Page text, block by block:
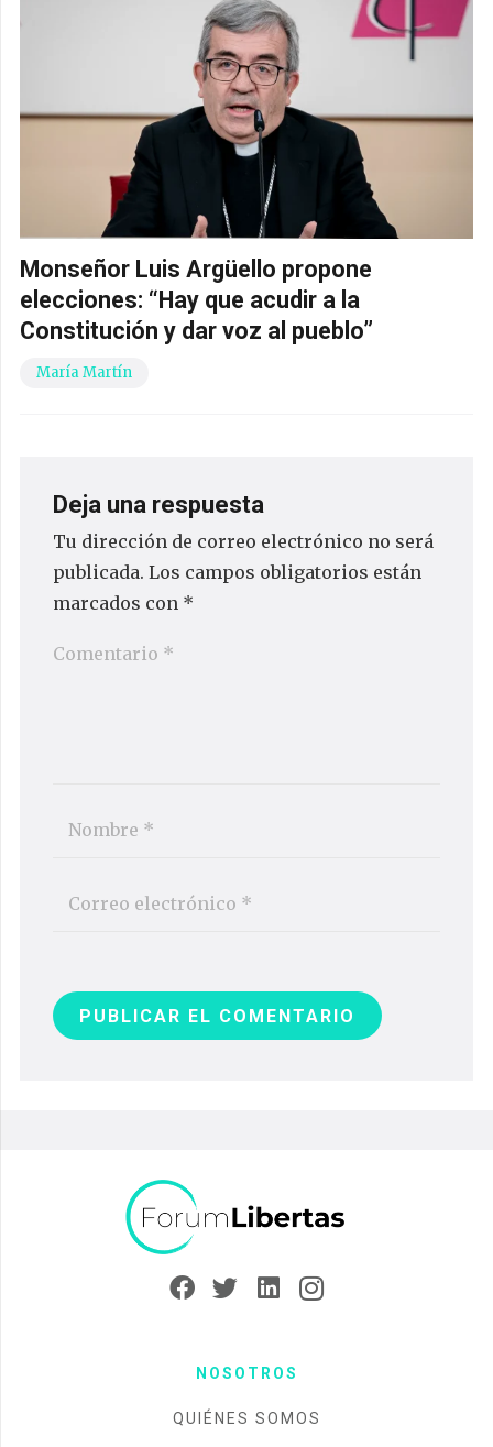
Monseñor Luis Argüello propone
elecciones: “Hay que acudir a la
Constitución y dar voz al pueblo”
María Martín
Deja una respuesta
Tu dirección de correo electrónico no será
publicada. Los campos obligatorios están
marcados con *
PUBLICAR EL COMENTARIO
NOSOTROS
QUIÉNES SOMOS